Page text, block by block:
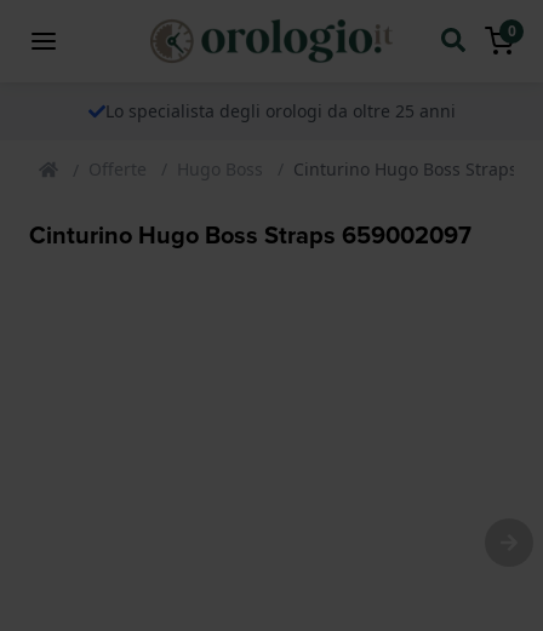
0
Lo specialista degli orologi da oltre 25 anni
Offerte Hugo Boss Cinturino Hugo Boss Straps
Cinturino Hugo Boss Straps 659002097